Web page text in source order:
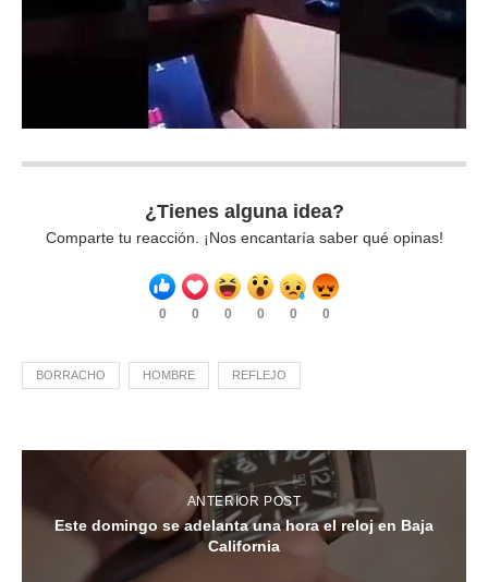
¿Tienes alguna idea?
Comparte tu reacción. ¡Nos encantaría saber qué opinas!
0 0 0 0 0 0
BORRACHO HOMBRE REFLEJO
ANTERIOR POST
Este domingo se adelanta una hora el reloj en Baja
California